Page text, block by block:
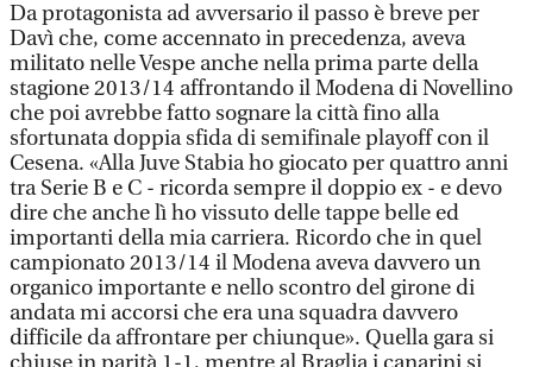
Da protagonista ad avversario il passo è breve per
Davì che, come accennato in precedenza, aveva
militato nelle Vespe anche nella prima parte della
stagione 2013/14 affrontando il Modena di Novellino
che poi avrebbe fatto sognare la città fino alla
sfortunata doppia sfida di semifinale playoff con il
Cesena. «Alla Juve Stabia ho giocato per quattro anni
tra Serie B e C - ricorda sempre il doppio ex - e devo
dire che anche lì ho vissuto delle tappe belle ed
importanti della mia carriera. Ricordo che in quel
campionato 2013/14 il Modena aveva davvero un
organico importante e nello scontro del girone di
andata mi accorsi che era una squadra davvero
difficile da affrontare per chiunque». Quella gara si